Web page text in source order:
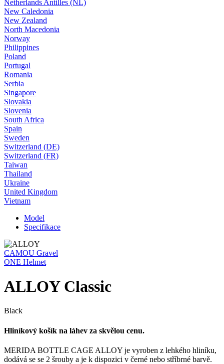
Netherlands Antilles (NL)
New Caledonia
New Zealand
North Macedonia
Norway
Philippines
Poland
Portugal
Romania
Serbia
Singapore
Slovakia
Slovenia
South Africa
Spain
Sweden
Switzerland (DE)
Switzerland (FR)
Taiwan
Thailand
Ukraine
United Kingdom
Vietnam
Model
Specifikace
CAMOU Gravel
ONE Helmet
ALLOY Classic
Black
Hliníkový košík na láhev za skvělou cenu.
MERIDA BOTTLE CAGE ALLOY je vyroben z lehkého hliníku,
dodává se se 2 šrouby a je k dispozici v černé nebo stříbrné barvě.